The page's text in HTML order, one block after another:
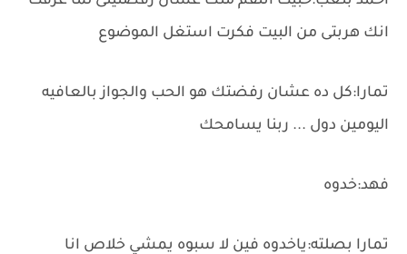
انك هربتى من البيت فكرت استغل الموضوع
تمارا:كل ده عشان رفضتك هو الحب والجواز بالعافيه
اليومين دول ... ربنا يسامحك
فهد:خدوه
تمارا بصلته:ياخدوه فين لا سبوه يمشي خلاص انا